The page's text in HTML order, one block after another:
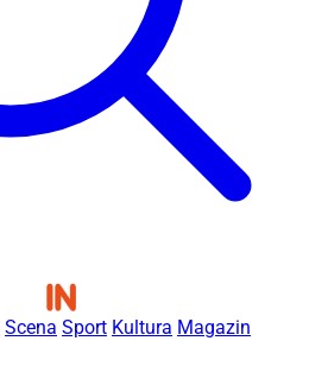
Scena Sport Kultura Magazin